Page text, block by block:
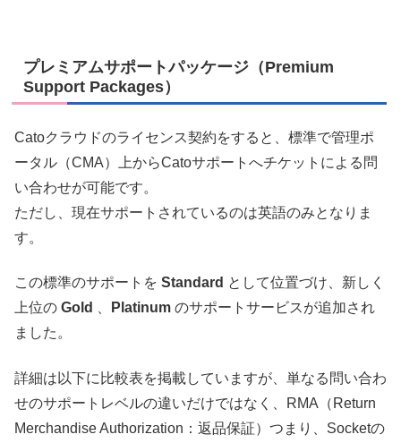
プレミアムサポートパッケージ（Premium
Support Packages）
Catoクラウドのライセンス契約をすると、標準で管理ポ
ータル（CMA）上からCatoサポートへチケットによる問
い合わせが可能です。
ただし、現在サポートされているのは英語のみとなりま
す。
この標準のサポートを Standard として位置づけ、新しく
上位の Gold Platinum のサポートサービスが追加され
ました。
詳細は以下に比較表を掲載していますが、単なる問い合わ
せのサポートレベルの違いだけではなく、RMA（Return
Merchandise Authorization：返品保証）つまり、Socketの